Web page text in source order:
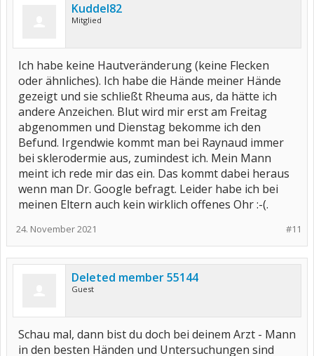
Kuddel82
Mitglied
Ich habe keine Hautveränderung (keine Flecken
oder ähnliches). Ich habe die Hände meiner Hände
gezeigt und sie schließt Rheuma aus, da hätte ich
andere Anzeichen. Blut wird mir erst am Freitag
abgenommen und Dienstag bekomme ich den
Befund. Irgendwie kommt man bei Raynaud immer
bei sklerodermie aus, zumindest ich. Mein Mann
meint ich rede mir das ein. Das kommt dabei heraus
wenn man Dr. Google befragt. Leider habe ich bei
meinen Eltern auch kein wirklich offenes Ohr :-(.
#11
24. November 2021
Deleted member 55144
Guest
Schau mal, dann bist du doch bei deinem Arzt - Mann
in den besten Händen und Untersuchungen sind